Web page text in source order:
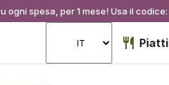
ogni spesa, per 1 mese! Usa il codice:
Piatti